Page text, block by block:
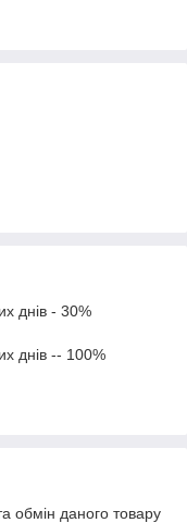
днів - 30%
днів -- 100%
обмін даного товару